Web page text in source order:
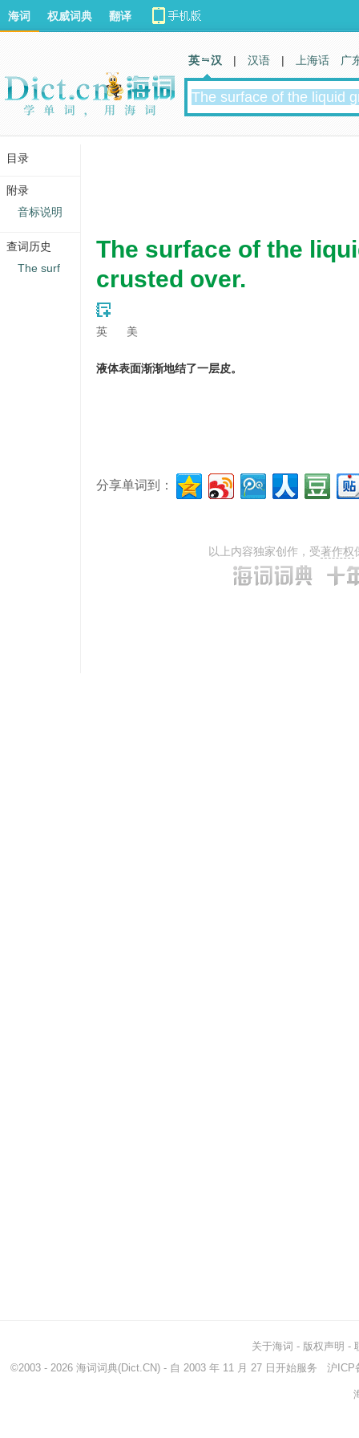
The surface of the
crusted over.
英 美
液体表面渐渐地结了一层皮。
分享单词到：
以上内容独家创作，受著作权
海词 权威词典 翻译
英 汉 | 汉语 | 上海话 广
关于海词 - 版权声明 -
©2003 - 2026 海词词典(Dict.CN) - 自 2003 年 11 月 27 日开始服务 沪ICP
目录
附录
音标说明
查词历史
The surf